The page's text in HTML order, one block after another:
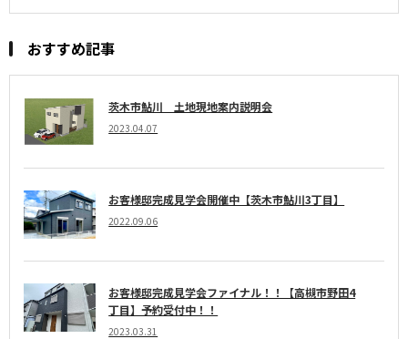
おすすめ記事
茨木市鮎川 土地現地案内説明会
2023.04.07
お客様邸完成見学会開催中【茨木市鮎川3丁目】
2022.09.06
お客様邸完成見学会ファイナル！！【高槻市野田4
丁目】予約受付中！！
2023.03.31